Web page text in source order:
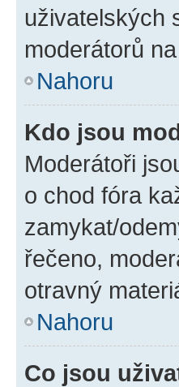
uživatelských
moderátorů
Nahoru
Kdo jsou
Moderátoři
o chod fóra
zamykat/
řečeno,
otravný
Nahoru
Co jsou